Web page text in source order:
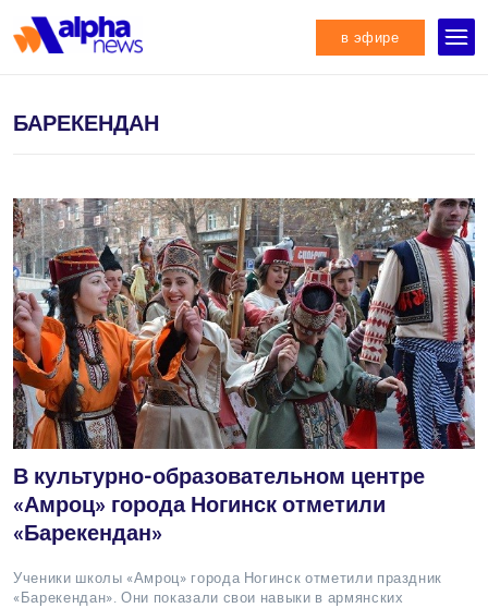
в эфире
БАРЕКЕНДАН
В культурно-образовательном центре
«Амроц» города Ногинск отметили
«Барекендан»
Ученики школы «Амроц» города Ногинск отметили праздник
«Барекендан». Они показали свои навыки в армянских